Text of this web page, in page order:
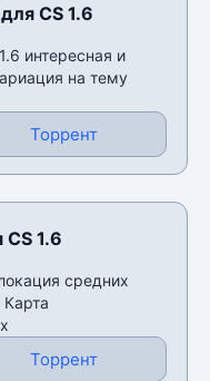
CS 1.6
интересная и
на тему
Торрент
1.6
средних
Торрент